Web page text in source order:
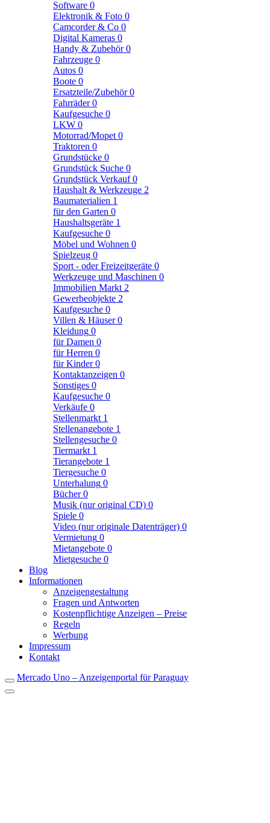
Software 0
Elektronik & Foto 0
Camcorder & Co 0
Digital Kameras 0
Handy & Zubehör0
Fahrzeuge 0
Autos 0
Boote 0
Ersatzteile/Zubehör0
Fahrräder0
Kaufgesuche 0
LKW 0
Motorrad/Mopet 0
Traktoren 0
Grundstücke 0
Grundstück Suche 0
Grundstück Verkauf0
Haushalt & Werkzeuge 2
Baumaterialien 1
für den Garten 0
Haushaltsgeräte 1
Kaufgesuche 0
Möbel und Wohnen 0
Spielzeug 0
Sport - oder Freizeitgeräte 0
Werkzeuge und Maschinen 0
Immobilien Markt 2
Gewerbeobjekte 2
Kaufgesuche 0
Villen & Häuser0
Kleidung 0
für Damen 0
für Herren 0
für Kinder0
Kontaktanzeigen 0
Sonstiges 0
Kaufgesuche 0
Verkäufe 0
Stellenmarkt 1
Stellenangebote 1
Stellengesuche 0
Tiermarkt 1
Tierangebote 1
Tiergesuche 0
Unterhalung 0
Bücher0
Musik (nur original CD) 0
Spiele 0
Video (nur originale Datenträger) 0
Vermietung 0
Mietangebote 0
Mietgesuche 0
Blog
Informationen
Anzeigengestaltung
Fragen und Antworten
Kostenpflichtige Anzeigen – Preise
Regeln
Werbung
Impressum
Kontakt
Mercado Uno – Anzeigenportal für Paraguay